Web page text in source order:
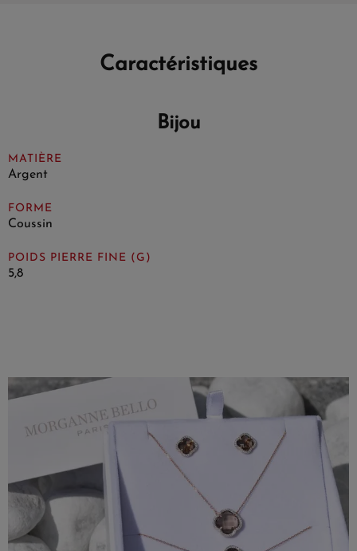
Caractéristiques
Bijou
MATIÈRE
Argent
FORME
Coussin
POIDS PIERRE FINE (G)
5,8